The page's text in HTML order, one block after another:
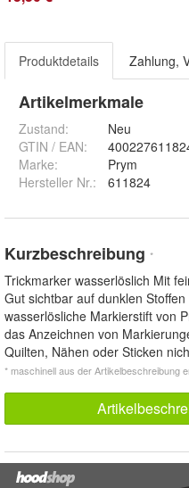
Produktdetails Zahlung,
Artikelmerkmale
Zustand:
Neu
GTIN / EAN:
Marke:
Prym
Hersteller Nr.:
611824
Kurzbeschreibung *
Trickmarker wasserlöslich Mit
Gut sichtbar auf dunklen
wasserlösliche Markierstift von
das Anzeichnen von
Quilten, Nähen oder Sticken
* maschinell aus der Artikelbeschreibung